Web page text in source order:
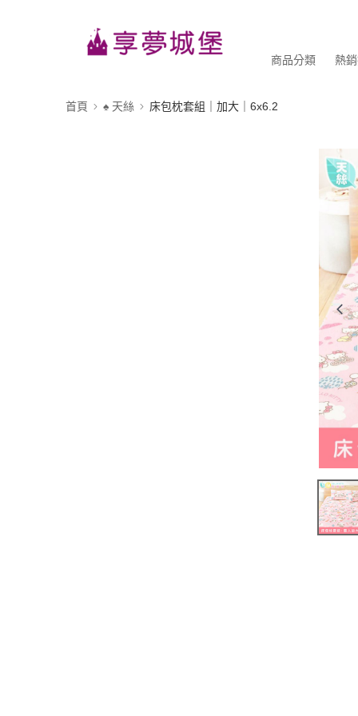
商品分類 熱
首頁 ♠ 天絲 床包枕套組｜加大｜6x6.2